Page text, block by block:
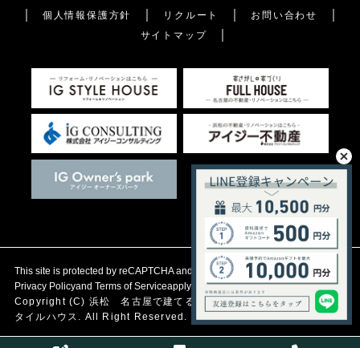
個人情報保護方針 リクルート
お問い合わせ
サイトマップ
This site is protected by reCAPTCHA and the Google
Privacy Policyand Terms of Serviceapply.
Copyright (C) 浜松 名古屋で建てる自然素材の注文住宅アイジース
タイルハウス. All Right Reserved.